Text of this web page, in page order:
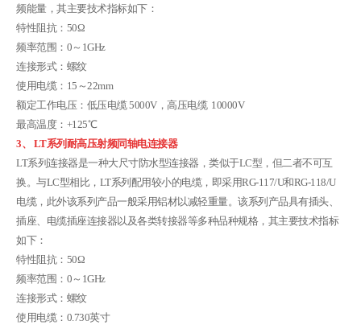
频能量，其主要技术指标如下：
特性阻抗：50Ω
频率范围：0～1GHz
连接形式：螺纹
使用电缆：15～22mm
额定工作电压：低压电缆 5000V，高压电缆 10000V
最高温度：+125℃
3、 LT系列耐高压射频同轴电连接器
LT系列连接器是一种大尺寸防水型连接器，类似于LC型，但二者不可互
换。与LC型相比，LT系列配用较小的电缆，即采用RG-117/U和RG-118/U
电缆，此外该系列产品一般采用铝材以减轻重量。该系列产品具有插头、
插座、电缆插座连接器以及各类转接器等多种品种规格，其主要技术指标
如下：
特性阻抗：50Ω
频率范围：0～1GHz
连接形式：螺纹
使用电缆：0.730英寸